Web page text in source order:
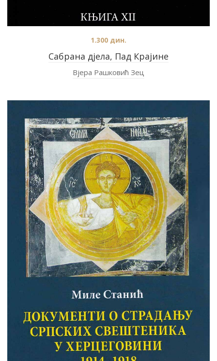
Сабрана дјела, Пад Крајине
1.300 дин.
Вјера Рашковић Зец